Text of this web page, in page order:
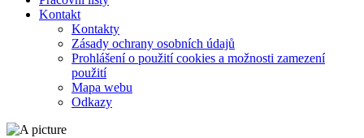
Kontakt
Kontakty
Zásady ochrany osobních údajů
Prohlášení o použití cookies a možnosti zamezení
použití
Mapa webu
Odkazy